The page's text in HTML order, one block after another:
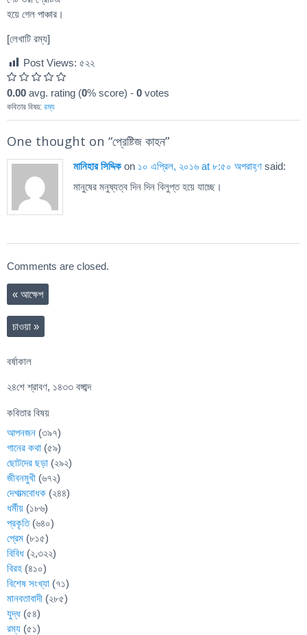
হয়ে গেল পাঞ্চার।
[লেখাটি রম্য]
Post Views: ৫২২
0.00 avg. rating (0% score) - 0 votes
কবিতার বিষয়: রম্য
One thought on “প্রেষ্টিজ কাহন”
মানিহার সিদ্দিকon ১০ এপ্রিল, ২০১৬ at ৮:৫০ অপরাহ্ণ said:
মানুষের মনুষ্যত্ব দিন দিন বিলুপ্ত হয়ে যাচ্ছে।
Comments are closed.
« আক্ষেপ
চাওয়া »
বর্ষাকাল
২৪শে শ্রাবণ, ১৪৩৩ বঙ্গাব্দ
কবিতার বিষয়
আপনজন (৩৯৭)
গানের কথা (৫৯)
ছোটদের ছড়া (২৯২)
জীবনমুখী (৬৭২)
দেশাত্মবোধক (২৪৪)
ধর্মীয় (১৮৬)
প্রকৃতি(৬৪০)
প্রেম (৮১৫)
বিবিধ (২,৩২২)
বিরহ (৪১০)
বিশেষ সংখ্যা (৭১)
মানবতাবাদী (২৮৫)
যুদ্ধ (৫৪)
রম্য (৫১)